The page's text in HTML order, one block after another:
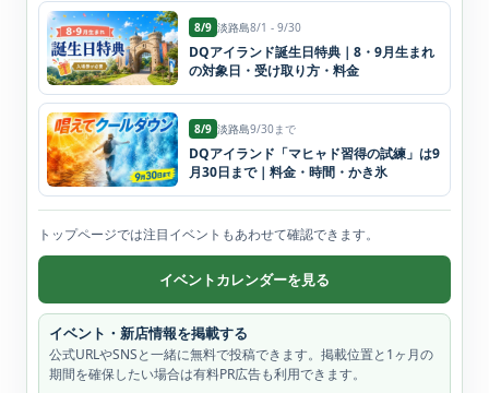
8/9 淡路島8/1 - 9/30
DQアイランド誕生日特典｜8・9月生まれ
の対象日・受け取り方・料金
8/9 淡路島9/30まで
DQアイランド「マヒャド習得の試練」は9
月30日まで｜料金・時間・かき氷
トップページでは注目イベントもあわせて確認できます。
イベントカレンダーを見る
イベント・新店情報を掲載する
公式URLやSNSと一緒に無料で投稿できます。掲載位置と1ヶ月の
期間を確保したい場合は有料PR広告も利用できます。